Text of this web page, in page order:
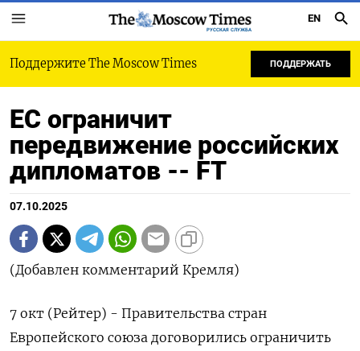
РУССКАЯ СЛУЖБА
EN
Поддержите The Moscow Times ПОДДЕРЖАТЬ
ЕС ограничит
передвижение российских
дипломатов -- FT
07.10.2025
(Добавлен комментарий Кремля)
7 окт (Рейтер) - Правительства стран
Европейского союза договорились ограничить